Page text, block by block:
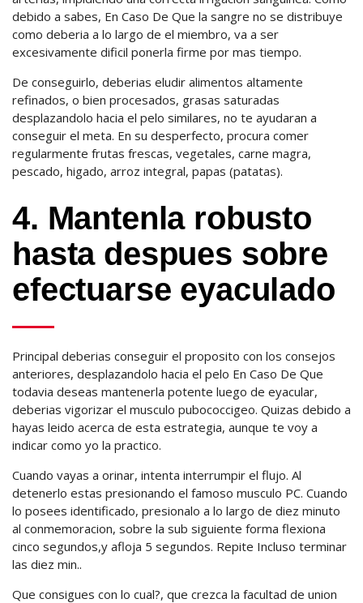
debido a sabes, En Caso De Que la sangre no se distribuye
como deberia a lo largo de el miembro, va a ser
excesivamente dificil ponerla firme por mas tiempo.
De conseguirlo, deberias eludir alimentos altamente
refinados, o bien procesados, grasas saturadas
desplazandolo hacia el pelo similares, no te ayudaran a
conseguir el meta. En su desperfecto, procura comer
regularmente frutas frescas, vegetales, carne magra,
pescado, higado, arroz integral, papas (patatas).
4. Mantenla robusto
hasta despues sobre
efectuarse eyaculado
Principal deberias conseguir el proposito con los consejos
anteriores, desplazandolo hacia el pelo En Caso De Que
todavia deseas mantenerla potente luego de eyacular,
deberias vigorizar el musculo pubococcigeo. Quizas debido a
hayas leido acerca de esta estrategia, aunque te voy a
indicar como yo la practico.
Cuando vayas a orinar, intenta interrumpir el flujo. Al
detenerlo estas presionando el famoso musculo PC. Cuando
lo posees identificado, presionalo a lo largo de diez minuto
al conmemoracion, sobre la sub siguiente forma flexiona
cinco segundos,y afloja 5 segundos. Repite Incluso terminar
las diez min..
Que consigues con lo cual?, que crezca la facultad de union